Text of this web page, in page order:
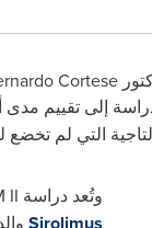
Cortese
إلى تقييم مدى
التي لم
وتُعد دراسة II